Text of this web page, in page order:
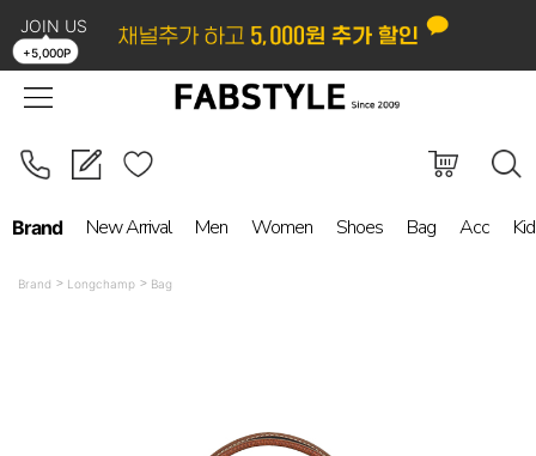
JOIN US
+5,000P
LOGIN ORDER MYPAGE
Brand New Arrival Men Women Shoes Bag Acc
Brand Longchamp Bag